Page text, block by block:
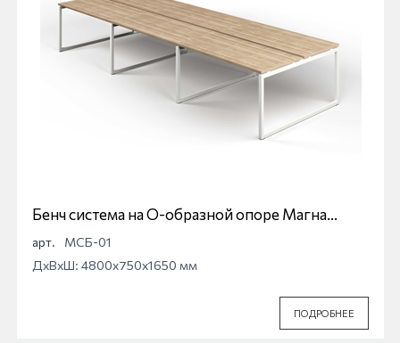
Бенч система на О-образной опоре Магна
МСБ-01
арт.
МСБ-01
ДхВхШ: 4800x750x1650 мм
ПОДРОБНЕЕ